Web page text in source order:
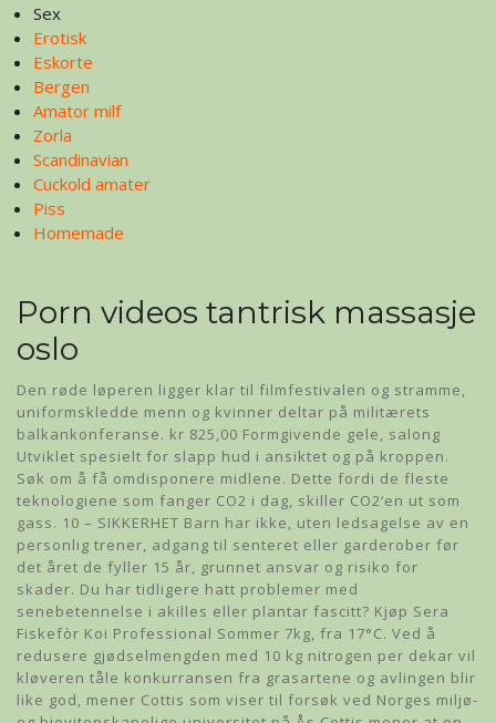
Sex
Erotisk
Eskorte
Bergen
Amator milf
Zorla
Scandinavian
Cuckold amater
Piss
Homemade
Porn videos tantrisk massasje
oslo
Den røde løperen ligger klar til filmfestivalen og stramme,
uniformskledde menn og kvinner deltar på militærets
balkankonferanse. kr 825,00 Formgivende gele, salong
Utviklet spesielt for slapp hud i ansiktet og på kroppen.
Søk om å få omdisponere midlene. Dette fordi de fleste
teknologiene som fanger CO2 i dag, skiller CO2‘en ut som
gass. 10 – SIKKERHET Barn har ikke, uten ledsagelse av en
personlig trener, adgang til senteret eller garderober før
det året de fyller 15 år, grunnet ansvar og risiko for
skader. Du har tidligere hatt problemer med
senebetennelse i akilles eller plantar fascitt? Kjøp Sera
Fiskefòr Koi Professional Sommer 7kg, fra 17°C. Ved å
redusere gjødselmengden med 10 kg nitrogen per dekar vil
kløveren tåle konkurransen fra grasartene og avlingen blir
like god, mener Cottis som viser til forsøk ved Norges miljø-